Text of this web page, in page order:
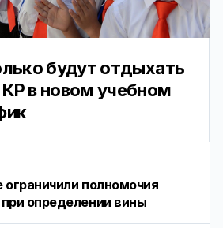
будут отдыхать
в новом учебном
полномочия
определении вины